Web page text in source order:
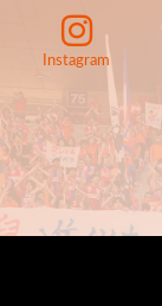
Instagram